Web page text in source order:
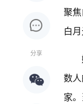
分享
聚
白
数
家